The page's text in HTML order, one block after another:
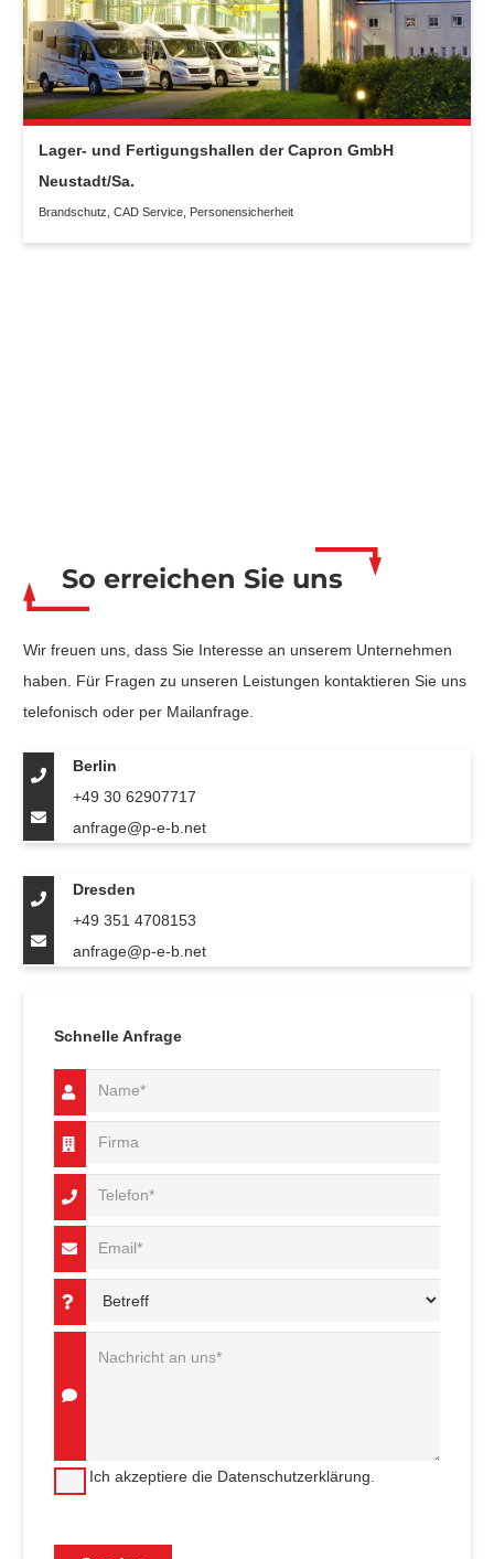
Lager- und Fertigungshallen der Capron GmbH
Neustadt/Sa.
Brandschutz CAD Service Personensicherheit
So erreichen Sie uns
Wir freuen uns, dass Sie Interesse an unserem Unternehmen
haben. Für Fragen zu unseren Leistungen kontaktieren Sie uns
telefonisch oder per Mailanfrage.
Berlin
+49 30 62907717
anfrage@p-e-b.net
Dresden
+49 351 4708153
anfrage@p-e-b.net
Schnelle Anfrage
Ich akzeptiere die Datenschutzerklärung.